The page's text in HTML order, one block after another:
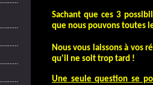
Sachant que ces 3
que nous pouvons toutes
Nous vous laissons à vos
qu'il ne soit trop tard !
Une seule question se